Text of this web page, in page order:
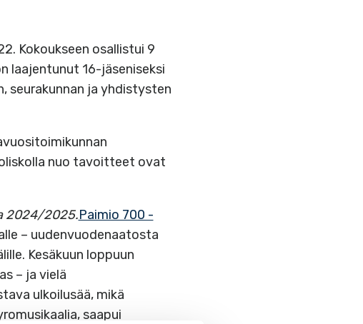
Kokoukseen osallistui 9
laajentunut 16-jäseniseksi
seurakunnan ja yhdistysten
nuo tavoitteet ovat
2024/2025.Paimio 700 -
– uudenvuodenaatosta
Kesäkuun loppuun
– ja vielä
ulkoilusää, mikä
saapui